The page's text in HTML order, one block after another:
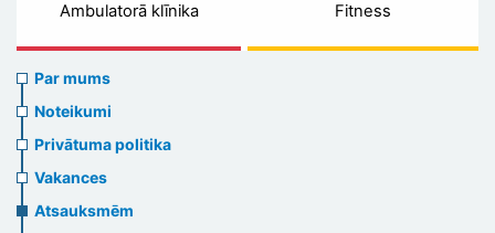
Ambulatorā klīnika Fitness
About
us
header
menu
Par mums
Noteikumi
Privātuma politika
Vakances
Atsauksmēm